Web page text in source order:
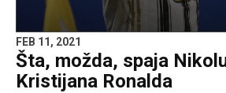
FEB 11, 2021
Šta, možda, spaja
Kristijana Ronalda